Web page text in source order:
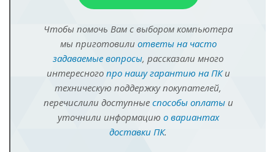
Чтобы помочь Вам с выбором компьютера
мы приготовили ответы на часто
задаваемые вопросы, рассказали много
интересного про нашу гарантию на ПКи
техническую поддержку покупателей,
перечислили доступные способы оплатыи
уточнили информацию о вариантах
доставки ПК.